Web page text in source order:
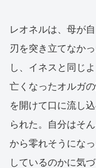
レオネルは、母が
刃を突き立てなか
し、イネスと同じ
亡くなったオルガ
を開けて口に流し
られた。自分はそ
から零れそうにな
しているのかに気